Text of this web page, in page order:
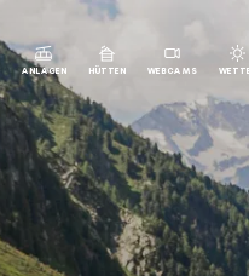
ANLAGEN HÜTTEN WEBCAMS